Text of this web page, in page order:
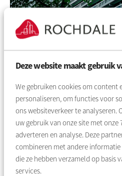
Deze website maakt gebruik
We gebruiken cookies om content
personaliseren, om functies voor
ons websiteverkeer te analyseren.
uw gebruik van onze site met onze
adverteren en analyse. Deze
combineren met andere informatie
die ze hebben verzameld op basis
services.
Flat voor 55-plussers
14 dagen later belde Monique op
een appartement vrij in de
Van den Braak. Maar die woning
de kant van de galerij. Dat wilden
er een andere woning in
ons wel. Een paar maanden later
verhuisd.”
Goede beslissing